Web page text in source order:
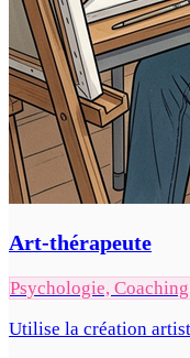
Art-thérapeute
Psychologie,
Utilise la création